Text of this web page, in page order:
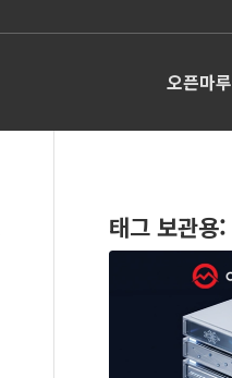
오픈마루
태그 보관용: